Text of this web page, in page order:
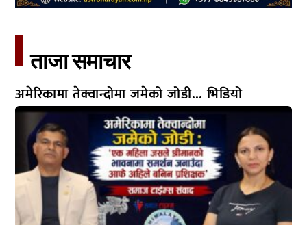
ताजा समाचार​
अमेरिकामा तेक्वान्दोमा जमेको जोडी… भिडियो